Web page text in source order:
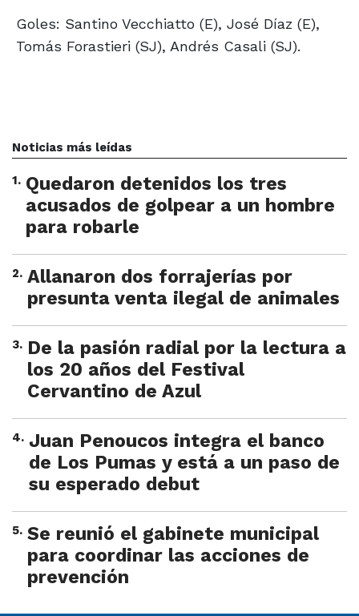
Goles: Santino Vecchiatto (E), José Díaz (E),
Tomás Forastieri (SJ), Andrés Casali (SJ).
Noticias más leídas
1. Quedaron detenidos los tres
acusados de golpear a un hombre
para robarle
2. Allanaron dos forrajerías por
presunta venta ilegal de animales
3. De la pasión radial por la lectura a
los 20 años del Festival
Cervantino de Azul
4. Juan Penoucos integra el banco
de Los Pumas y está a un paso de
su esperado debut
5. Se reunió el gabinete municipal
para coordinar las acciones de
prevención